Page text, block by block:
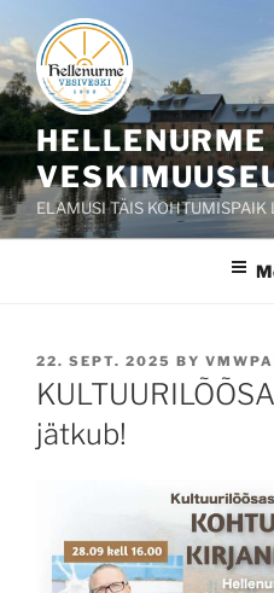
sisu
juurde
HELLENURME
ELAMUSI TÄIS KOHTUMISPAIK
POSTED
ON
22. SEPT. 2025 BY
jätkub!